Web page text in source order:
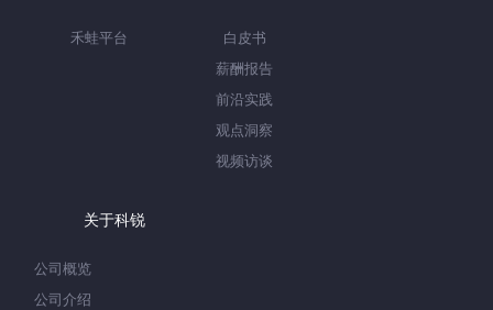
禾蛙平台
白皮书
薪酬报告
前沿实践
观点洞察
视频访谈
关于科锐
公司概览
公司介绍